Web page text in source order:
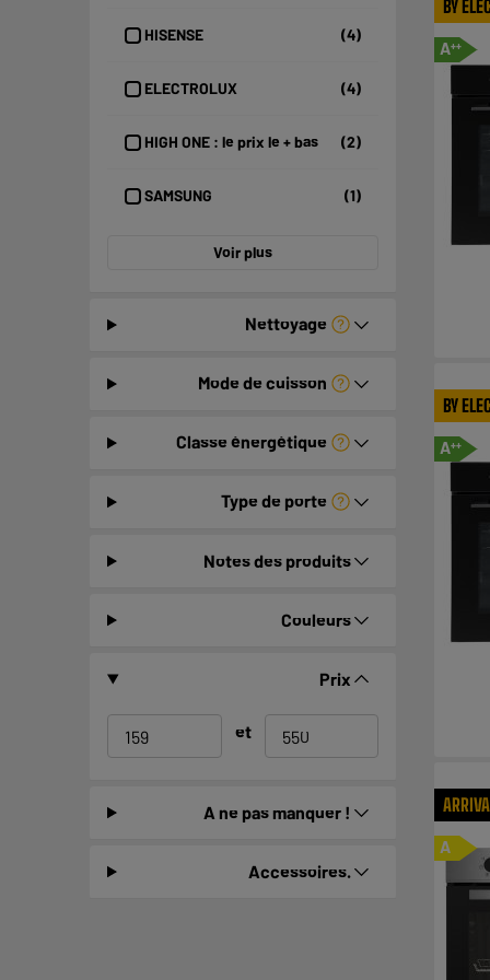
HISENSE (4)
ELECTROLUX (4)
HIGH ONE : le prix le + bas (2)
SAMSUNG (1)
Voir plus
Nettoyage
Mode de cuisson
Classe énergétique
Type de porte
Notes des produits
Couleurs
Prix
et
A ne pas manquer !
Accessoires.
BY
A++
BY
A++
A